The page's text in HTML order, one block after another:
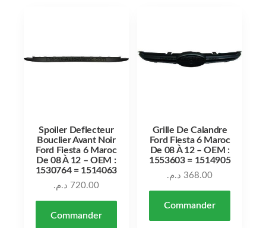
Spoiler Deflecteur
Bouclier Avant Noir
Ford Fiesta 6 Maroc
De 08 À 12 – OEM :
1530764 = 1514063
720.00 د.م.
Commander
Grille De Calandre
Ford Fiesta 6 Maroc
De 08 À 12 – OEM :
1553603 = 1514905
368.00 د.م.
Commander